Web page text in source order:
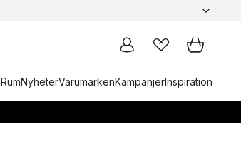
RumNyheterVarumärkenKampanjerInspiration